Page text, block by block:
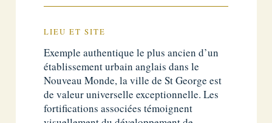
LIEU ET SITE
Exemple authentique le plus ancien d’un
établissement urbain anglais dans le
Nouveau Monde, la ville de St George est
de valeur universelle exceptionnelle. Les
fortifications associées témoignent